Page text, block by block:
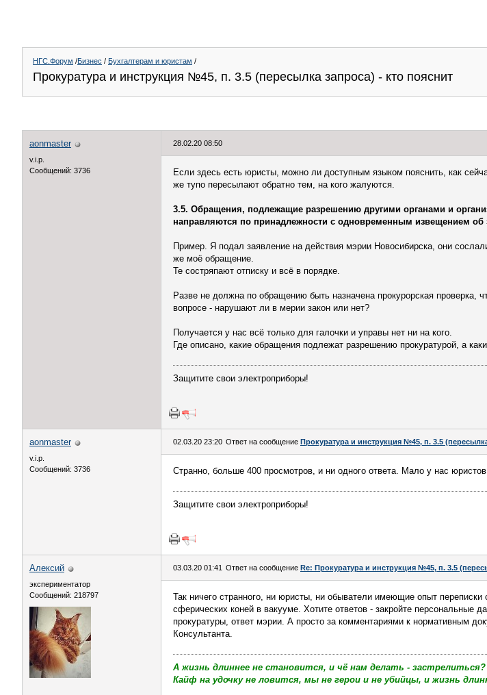
НГС.Форум /Бизнес / Бухгалтерам и юристам /
Прокуратура и инструкция №45, п. 3.5 (пересылка запроса) - кто пояснит
aonmaster
v.i.p.
Сообщений: 3736
28.02.20 08:50
Если здесь есть юристы, можно ли доступным языком пояснить, как
же тупо пересылают обратно тем, на кого жалуются.
3.5. Обращения, подлежащие разрешению другими органами и
направляются по принадлежности с одновременным извещением об
Пример. Я подал заявление на действия мэрии Новосибирска, они
же моё обращение.
Те состряпают отписку и всё в порядке.
Разве не должна по обращению быть назначена прокурорская проверка,
вопросе - нарушают ли в мерии закон или нет?
Получается у нас всё только для галочки и управы нет ни на кого.
Где описано, какие обращения подлежат разрешению прокуратурой, а
Защитите свои электроприборы!
aonmaster
v.i.p.
Сообщений: 3736
02.03.20 23:20 Ответ на сообщение Прокуратура и инструкция №45, п. 3.5
Странно, больше 400 просмотров, и ни одного ответа. Мало у нас
Защитите свои электроприборы!
Алексий
экспериментатор
Сообщений: 218797
03.03.20 01:41 Ответ на сообщение Re: Прокуратура и инструкция №45, п. 3.5
Так ничего странного, ни юристы, ни обыватели имеющие опыт
сферических коней в вакууме. Хотите ответов - закройте персональные
прокуратуры, ответ мэрии. А просто за комментариями к нормативным
Консультанта.
А жизнь длиннее не становится, и чё нам делать - застрелиться?
Кайф на удочку не ловится, мы не герои и не убийцы, и жизнь